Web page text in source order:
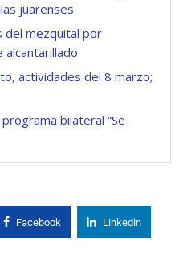
juarenses
del mezquital por
alcantarillado
actividades del 8 marzo;
bilateral “Se
Facebook Linkedin